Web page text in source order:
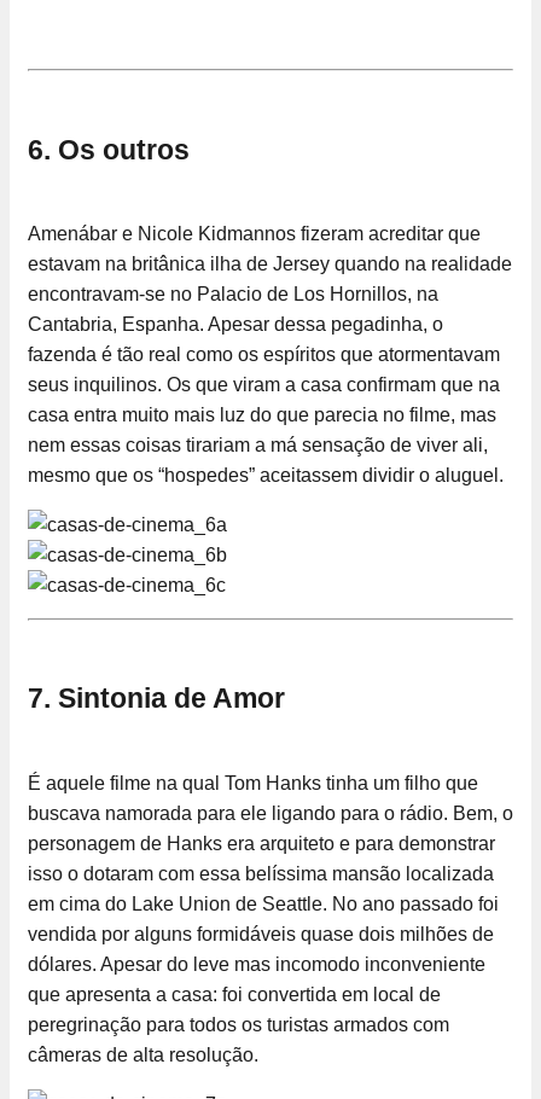
6. Os outros
Amenábar e Nicole Kidmannos fizeram acreditar que
estavam na britânica ilha de Jersey quando na realidade
encontravam-se no Palacio de Los Hornillos, na
Cantabria, Espanha. Apesar dessa pegadinha, o
fazenda é tão real como os espíritos que atormentavam
seus inquilinos. Os que viram a casa confirmam que na
casa entra muito mais luz do que parecia no filme, mas
nem essas coisas tirariam a má sensação de viver ali,
mesmo que os “hospedes” aceitassem dividir o aluguel.
7. Sintonia de Amor
É aquele filme na qual Tom Hanks tinha um filho que
buscava namorada para ele ligando para o rádio. Bem, o
personagem de Hanks era arquiteto e para demonstrar
isso o dotaram com essa belíssima mansão localizada
em cima do Lake Union de Seattle. No ano passado foi
vendida por alguns formidáveis quase dois milhões de
dólares. Apesar do leve mas incomodo inconveniente
que apresenta a casa: foi convertida em local de
peregrinação para todos os turistas armados com
câmeras de alta resolução.